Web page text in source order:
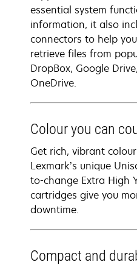
essential system
information, it also
connectors to help
retrieve files from
DropBox, Google
OneDrive.
Colour you can
Get rich, vibrant
Lexmark’s unique
to-change Extra High
cartridges give you
downtime.
Compact and